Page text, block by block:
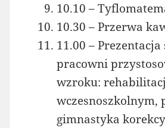
10.10 –
10.30 – Przerwa
11.00 –
pracowni
wzroku:
wczesnoszkolnym,
gimnastyka